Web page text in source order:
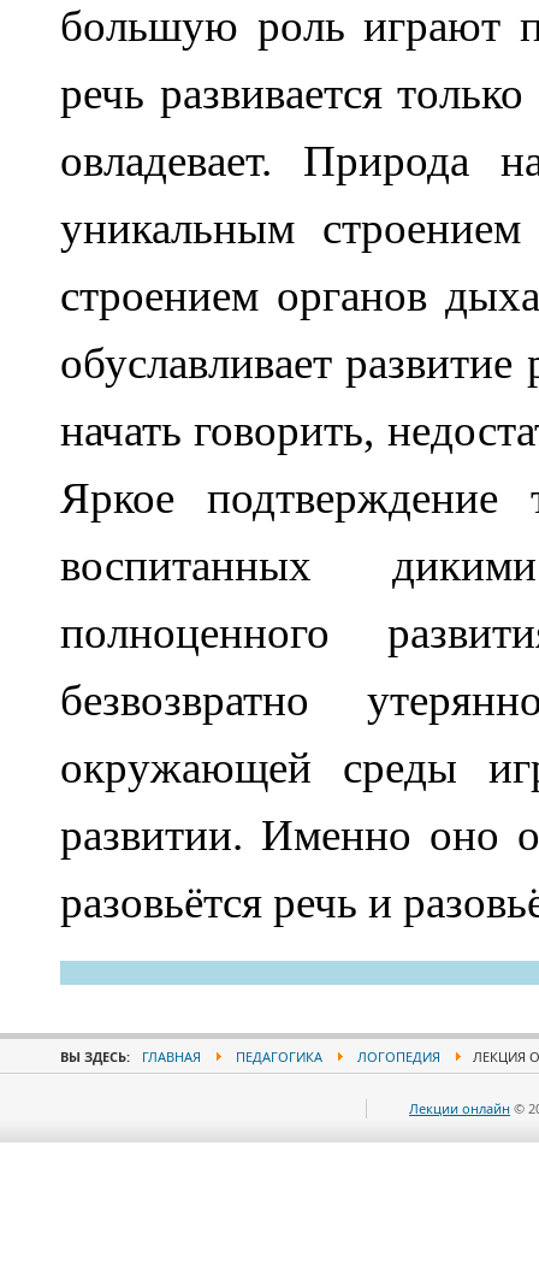
большую роль играют
речь развивается
овладевает. Природа
уникальным
строением органов
обуславливает
начать говорить,
Яркое
воспитанных
полноценного
безвозвратно
окружающей среды
развитии. Именно оно
разовьётся речь и
ВЫ ЗДЕСЬ: ГЛАВНАЯ ПЕДАГОГИКА ЛОГОПЕДИЯ ЛЕКЦИЯ
Лекции онлайн ©